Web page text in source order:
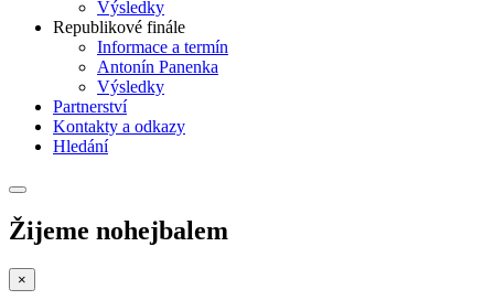
Výsledky
Republikové finále
Informace a termín
Antonín Panenka
Výsledky
Partnerství
Kontakty a odkazy
Hledání
Žijeme nohejbalem
×